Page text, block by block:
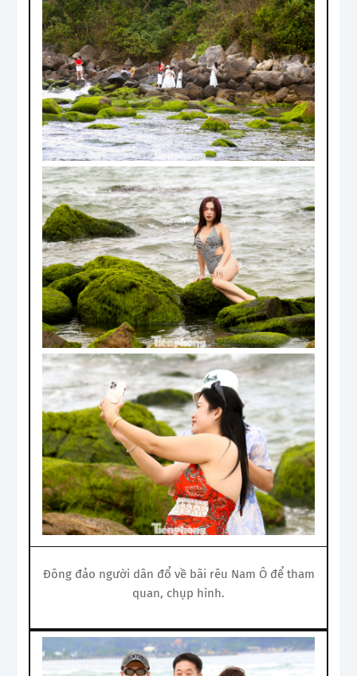
Đông đảo người dân đổ về bãi rêu Nam Ô để tham
quan, chụp hình.